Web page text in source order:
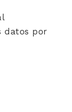
datos por